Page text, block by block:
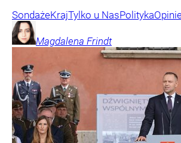
SondażeKrajTylko u NasPolityka
Magdalena Frindt